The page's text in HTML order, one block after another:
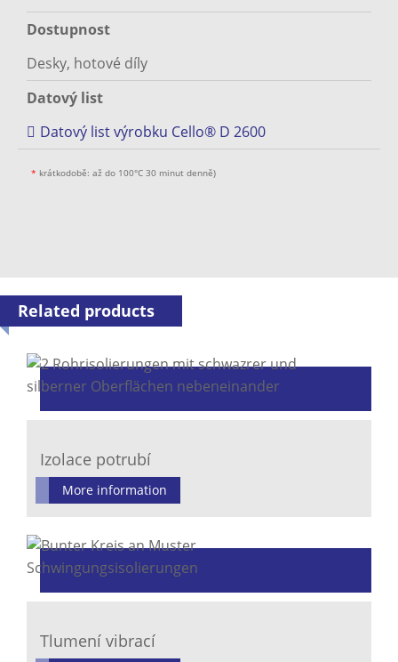
Dostupnost
Desky, hotové díly
Datový list
Datový list výrobku Cello® D 2600
* krátkodobě: až do 100°C 30 minut denně)
Related products
Izolace potrubí
More information
Tlumení vibrací